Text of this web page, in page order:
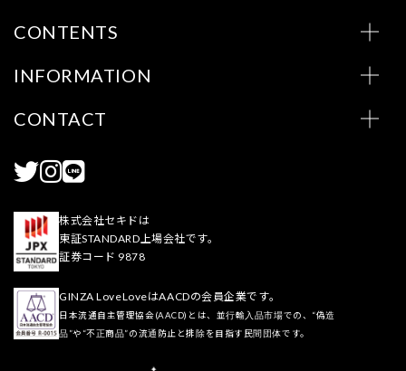
CONTENTS
INFORMATION
CONTACT
株式会社セキドは
東証STANDARD上場会社です。
証券コード 9878
GINZA LoveLoveはAACDの会員企業です。
日本流通自主管理協会(AACD)とは、並行輸入品市場での、“偽造
品”や“不正商品”の流通防止と排除を目指す民間団体です。